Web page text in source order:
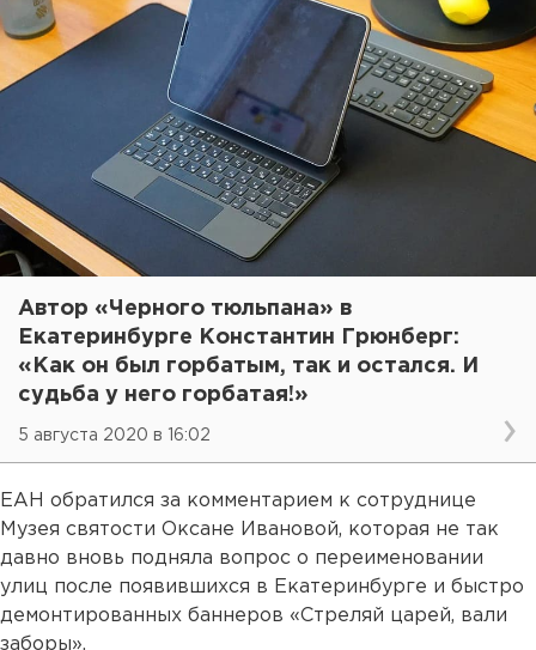
Автор «Черного тюльпана» в
Екатеринбурге Константин Грюнберг:
«Как он был горбатым, так и остался. И
судьба у него горбатая!»
5 августа 2020 в 16:02
ЕАН обратился за комментарием к сотруднице
Музея святости Оксане Ивановой, которая не так
давно вновь подняла вопрос о переименовании
улиц после появившихся в Екатеринбурге и быстро
демонтированных баннеров «Стреляй царей, вали
заборы».